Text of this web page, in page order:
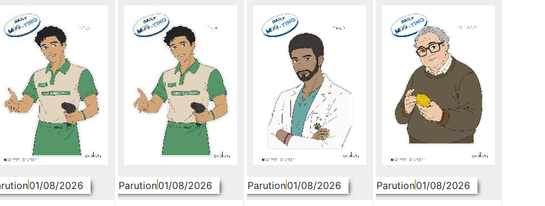
01/08/2026 Parution01/08/2026 Parution01/08/2026 Parution01/08/2026